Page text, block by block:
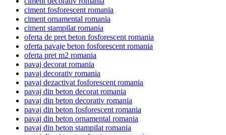
ciment fosforescent romania
ciment ornamental romania
ciment stampilat romania
oferta de pret beton fosforescent romania
oferta pavaje beton fosforescent romania
oferta pret m2 romania
pavaj decorat romania
pavaj decorativ romania
pavaj dezactivat fosforescent romania
pavaj din beton decorat romania
pavaj din beton decorativ romania
pavaj din beton fosforescent romania
pavaj din beton ornamental romania
pavaj din beton stampilat romania